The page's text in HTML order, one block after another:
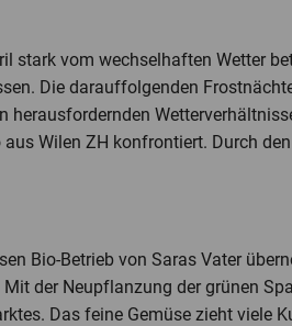
stark vom wechselhaften Wetter
Die darauffolgenden
Wilen ZH konfrontiert. Durch
Bio-Betrieb von Saras Vater
der Neupflanzung der grünen
Das feine Gemüse zieht viele